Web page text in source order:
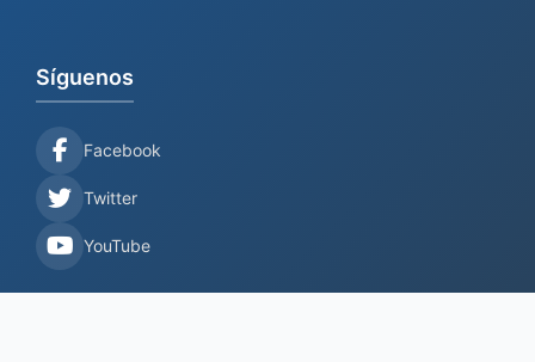
Síguenos
Facebook
Twitter
YouTube